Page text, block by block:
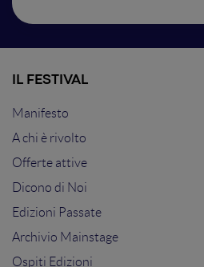
IL FESTIVAL
Manifesto
A chi è rivolto
Offerte attive
Dicono di Noi
Edizioni Passate
Archivio Mainstage
Ospiti Edizioni